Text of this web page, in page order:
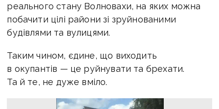
реального стану Волновахи, на яких можна
побачити цілі райони зі зруйнованими
будівлями та вулицями.
Таким чином, єдине, що виходить
в окупантів — це руйнувати та брехати.
Та й те, не дуже вміло.